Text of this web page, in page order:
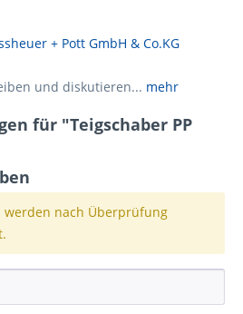
+ Pott GmbH & Co.KG
und diskutieren... mehr
für "Teigschaber PP
werden nach Überprüfung